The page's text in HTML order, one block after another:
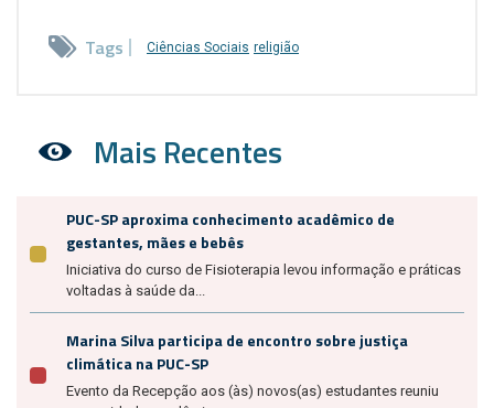
Tags Ciências Sociais religião
Mais Recentes
PUC-SP aproxima conhecimento acadêmico de
gestantes, mães e bebês
Iniciativa do curso de Fisioterapia levou informação e práticas
voltadas à saúde da...
Marina Silva participa de encontro sobre justiça
climática na PUC-SP
Evento da Recepção aos (às) novos(as) estudantes reuniu